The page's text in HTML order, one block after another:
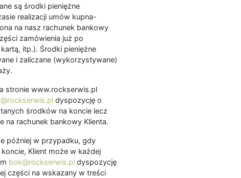
są środki pieniężne
realizacji umów kupna-
na nasz rachunek bankowy
zamówienia już po
itp.). Środki pieniężne
i zaliczane (wykorzystywane)
stronie www.rockserwis.pl
dyspozycję o
środków na koncie lecz
na rachunek bankowy Klienta.
później w przypadku, gdy
Klient może w każdej
bok@rockserwis.pl dyspozycję
części na wskazany w treści